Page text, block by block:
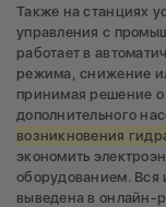
Также на станциях
управления с
работает в
режима, снижение
принимая решение
дополнительного
возникновения
экономить
оборудованием. Вся
выведена в онлайн-